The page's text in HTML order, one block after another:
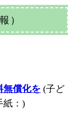
）
無償化を (子ど
紙：)